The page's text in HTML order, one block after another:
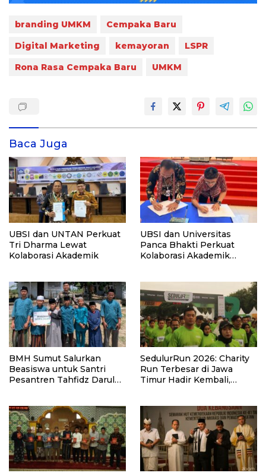
branding UMKM
Cempaka Baru
Digital Marketing
kemayoran
LSPR
Rona Rasa Cempaka Baru
UMKM
Baca Juga
UBSI dan UNTAN Perkuat
Tri Dharma Lewat
Kolaborasi Akademik
UBSI dan Universitas
Panca Bhakti Perkuat
Kolaborasi Akademik
BMH Sumut Salurkan
Beasiswa untuk Santri
Pesantren Tahfidz Darul
SedulurRun 2026: Charity
Run Terbesar di Jawa
Timur Hadir Kembali,
Santri dan Guru Honorer